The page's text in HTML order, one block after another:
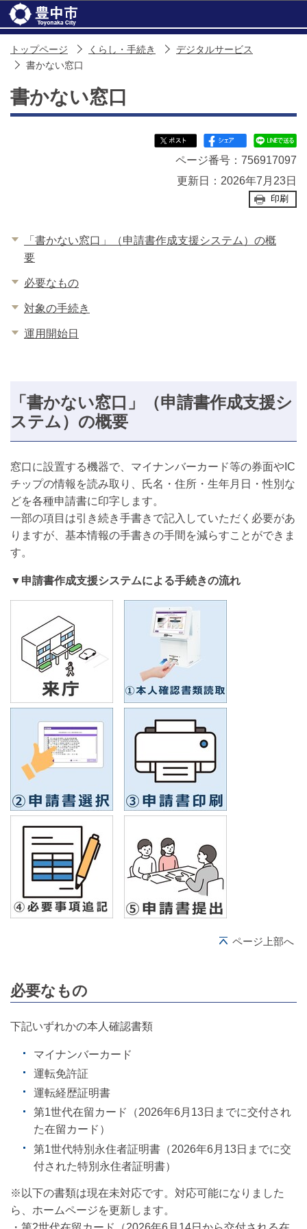
トップページ くらし・手続き
デジタルサービス
書かない窓口
書かない窓口
ページ番号：756917097
更新日：2026年7月23日
印刷
「書かない窓口」（申請書作成支援システム）の概
要
必要なもの
対象の手続き
運用開始日
「書かない窓口」（申請書作成支援シ
ステム）の概要
窓口に設置する機器で、マイナンバーカード等の券面やIC
チップの情報を読み取り、氏名・住所・生年月日・性別な
どを各種申請書に印字します。
一部の項目は引き続き手書きで記入していただく必要があ
りますが、基本情報の手書きの手間を減らすことができま
す。
▼申請書作成支援システムによる手続きの流れ
ページ上部へ
必要なもの
下記いずれかの本人確認書類
マイナンバーカード
運転免許証
運転経歴証明書
第1世代在留カード（2026年6月13日までに交付され
た在留カード）
第1世代特別永住者証明書（2026年6月13日までに交
付された特別永住者証明書）
※以下の書類は現在未対応です。対応可能になりました
ら、ホームページを更新します。